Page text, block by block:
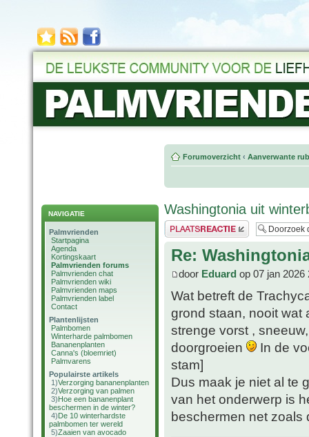
NAVIGATIE
Palmvrienden
Startpagina
Agenda
Kortingskaart
Palmvrienden forums
Palmvrienden chat
Palmvrienden wiki
Palmvrienden maps
Palmvrienden label
Contact
Plantenlijsten
Palmbomen
Winterharde palmbomen
Bananenplanten
Canna's (bloemriet)
Palmvarens
Populairste artikels
1)Verzorging bananenplanten
2)Verzorging van palmen
3)Hoe een bananenplant
beschermen in de winter?
4)De 10 winterhardste
palmbomen ter wereld
5)Zaaien van avocado
Forumoverzicht ‹ Aanverwante
Washingtonia uit
Plaats een reactie
Re:
door Eduard op 07 jan 2026
Wat betreft de
grond staan, nooit wat
strenge vorst ,
doorgroeien
In de
stam]
Dus maak je niet al te
van het onderwerp is
beschermen net zoals